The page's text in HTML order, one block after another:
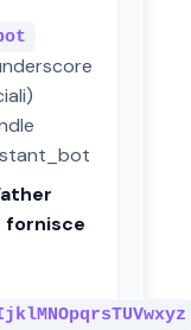
fornisce